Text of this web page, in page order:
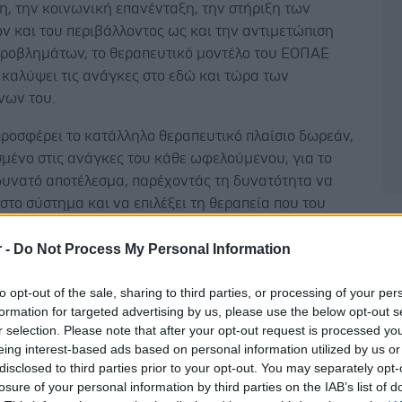
- Do Not Process My Personal Information
opt-out of the sale, sharing to third parties, or processing of your
for targeted advertising by us, please use the below opt-out
selection. Please note that after your opt-out request is processed
interest-based ads based on personal information utilized by us
to third parties prior to your opt-out. You may separately
of your personal information by third parties on the IAB’s list of
την κοινωνική επανένταξη, την στήριξη των
και του περιβάλλοντος ως και την αντιμετώπιση
το θεραπευτικό μοντέλο του ΕΟΠΑΕ
καλύψει τις ανάγκες στο εδώ και τώρα των
του.
το κατάλληλο θεραπευτικό πλαίσιο δωρεάν,
στις ανάγκες του κάθε ωφελούμενου, για το
αποτέλεσμα, παρέχοντάς τη δυνατότητα να
σύστημα και να επιλέξει τη θεραπεία που του
εξαρτημένο άτομο ανεξαρτήτως της επιλογής του.
παρακολούθηση κατά τη διάρκεια όλης της
διαδικασίας, κάτι το οποίο πλέον επιτυγχάνεται
η βελτίωση της ποιότητας ζωής των ατόμων που
προβλήματα εξαρτήσεων, εθισμών και